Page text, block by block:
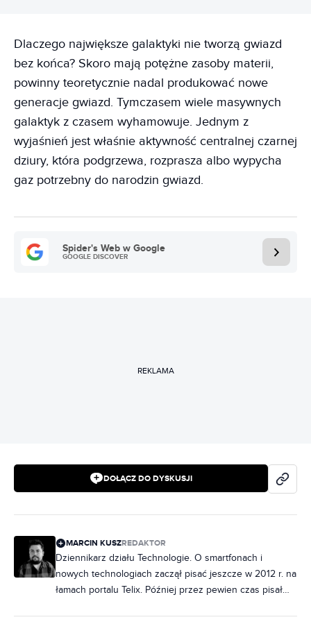
Dlaczego największe galaktyki nie tworzą gwiazd
bez końca? Skoro mają potężne zasoby materii,
powinny teoretycznie nadal produkować nowe
generacje gwiazd. Tymczasem wiele masywnych
galaktyk z czasem wyhamowuje. Jednym z
wyjaśnień jest właśnie aktywność centralnej czarnej
dziury, która podgrzewa, rozprasza albo wypycha
gaz potrzebny do narodzin gwiazd.
Spider's Web w Google
GOOGLE DISCOVER
REKLAMA
DOŁĄCZ DO DYSKUSJI
MARCIN KUSZREDAKTOR
Dziennikarz działu Technologie. O smartfonach i
nowych technologiach zaczął pisać jeszcze w 2012 r. na
łamach portalu Telix. Później przez pewien czas pisał